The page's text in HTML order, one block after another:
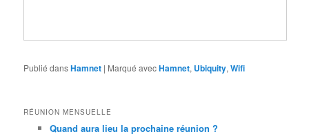
Publié dansHamnet | Marqué avecHamnet, Ubiquity,Wifi
RÉUNION MENSUELLE
Quand aura lieu la prochaine réunion ?